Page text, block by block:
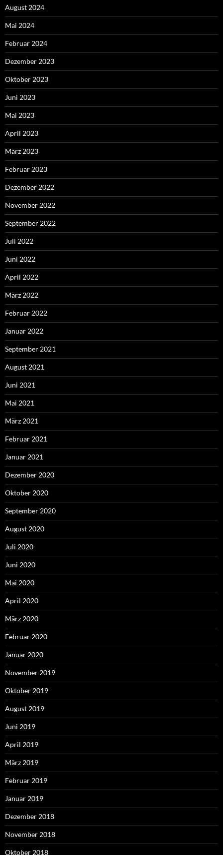
August 2024
Mai 2024
Februar 2024
Dezember 2023
Oktober 2023
Juni 2023
Mai 2023
April 2023
März 2023
Februar 2023
Dezember 2022
November 2022
September 2022
Juli 2022
Juni 2022
April 2022
März 2022
Februar 2022
Januar 2022
September 2021
August 2021
Juni 2021
Mai 2021
März 2021
Februar 2021
Januar 2021
Dezember 2020
Oktober 2020
September 2020
August 2020
Juli 2020
Juni 2020
Mai 2020
April 2020
März 2020
Februar 2020
Januar 2020
November 2019
Oktober 2019
August 2019
Juni 2019
April 2019
März 2019
Februar 2019
Januar 2019
Dezember 2018
November 2018
Oktober 2018